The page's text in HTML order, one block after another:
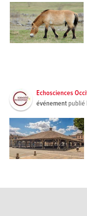
Echosciences
événement